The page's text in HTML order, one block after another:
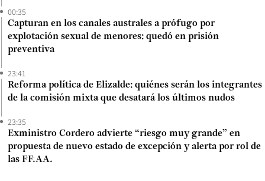
00:35
Capturan en los canales australes a prófugo por
explotación sexual de menores: quedó en prisión
preventiva
23:41
Reforma política de Elizalde: quiénes serán los integrantes
de la comisión mixta que desatará los últimos nudos
23:35
Exministro Cordero advierte “riesgo muy grande” en
propuesta de nuevo estado de excepción y alerta por rol de
las FF.AA.